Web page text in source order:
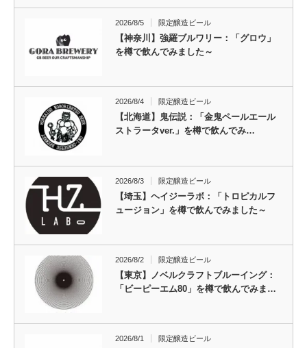
2026/8/5 限定醸造ビール
【神奈川】強羅ブルワリー：「グロウ」
を樽で飲んでみました～
2026/8/4 限定醸造ビール
【北海道】鬼伝説：「金鬼ペールエール
ストラータver.」を樽で飲んでみ…
2026/8/3 限定醸造ビール
【埼玉】ヘイジーラボ：「トロピカルフ
ュージョン」を樽で飲んでみました～
2026/8/2 限定醸造ビール
【東京】ノベルクラフトブルーイング：
「ビーピーエム80」を樽で飲んでみま…
2026/8/1 限定醸造ビール